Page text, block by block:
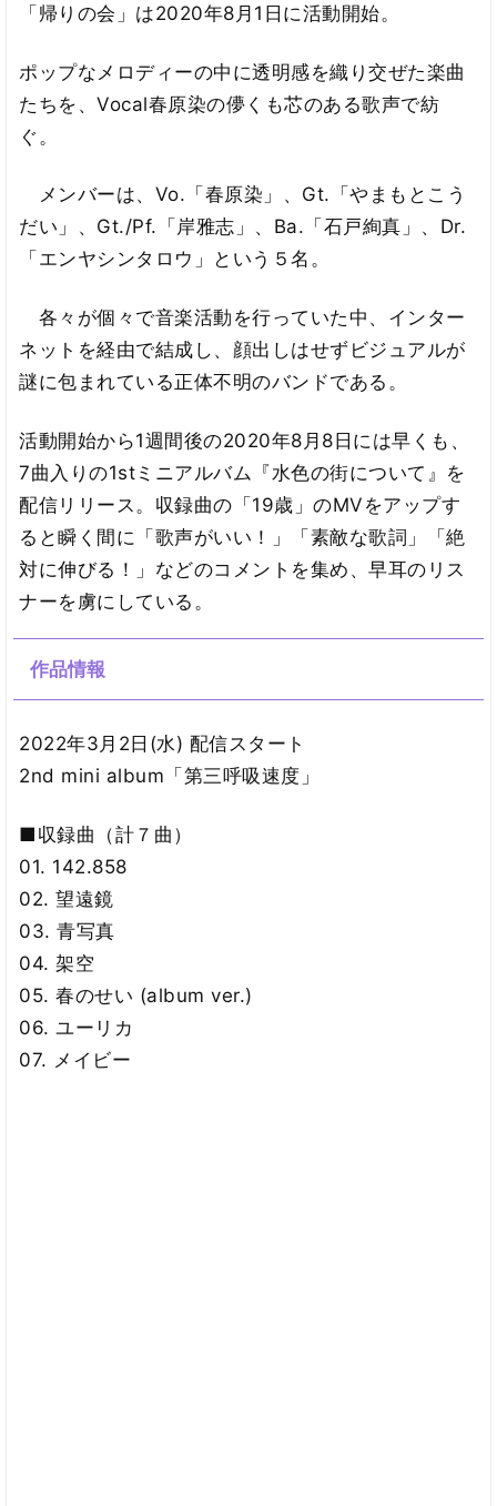
「帰りの会」は2020年8月1日に活動開始。
ポップなメロディーの中に透明感を織り交ぜた楽曲
たちを、Vocal春原染の儚くも芯のある歌声で紡
ぐ。
メンバーは、Vo.「春原染」、Gt.「やまもとこう
だい」、Gt./Pf.「岸雅志」、Ba.「石戸絢真」、Dr.
「エンヤシンタロウ」という５名。
各々が個々で音楽活動を行っていた中、インター
ネットを経由で結成し、顔出しはせずビジュアルが
謎に包まれている正体不明のバンドである。
活動開始から1週間後の2020年8月8日には早くも、
7曲入りの1stミニアルバム『水色の街について』を
配信リリース。収録曲の「19歳」のMVをアップす
ると瞬く間に「歌声がいい！」「素敵な歌詞」「絶
対に伸びる！」などのコメントを集め、早耳のリス
ナーを虜にしている。
作品情報
2022年3月2日(水) 配信スタート
2nd mini album「第三呼吸速度」
■収録曲（計７曲）
01. 142.858
02. 望遠鏡
03. 青写真
04. 架空
05. 春のせい (album ver.)
06. ユーリカ
07. メイビー